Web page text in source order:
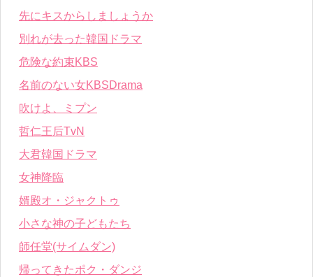
先にキスからしましょうか
別れが去った韓国ドラマ
危険な約束KBS
名前のない女KBSDrama
吹けよ、ミプン
哲仁王后TvN
大君韓国ドラマ
女神降臨
婿殿オ・ジャクトゥ
小さな神の子どもたち
師任堂(サイムダン)
帰ってきたポク・ダンジ